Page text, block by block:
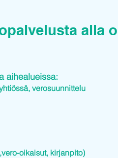
alla
aihealueissa:
verosuunnittelu
oikaisut, kirjanpito)